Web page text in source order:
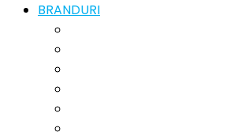
BRANDURI